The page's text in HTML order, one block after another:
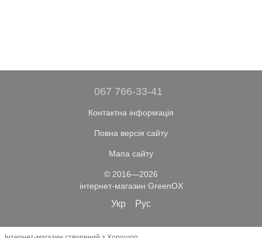
067 766-33-41
Контактна інформація
Повна версія сайту
Мапа сайту
© 2016—2026
інтернет-магазин GreenOX
Укр Рус